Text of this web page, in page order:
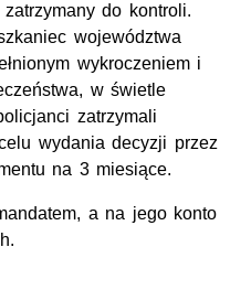
do kontroli.
województwa
wykroczeniem i
w świetle
zatrzymali
wydania decyzji przez
na 3 miesiące.
a na jego konto